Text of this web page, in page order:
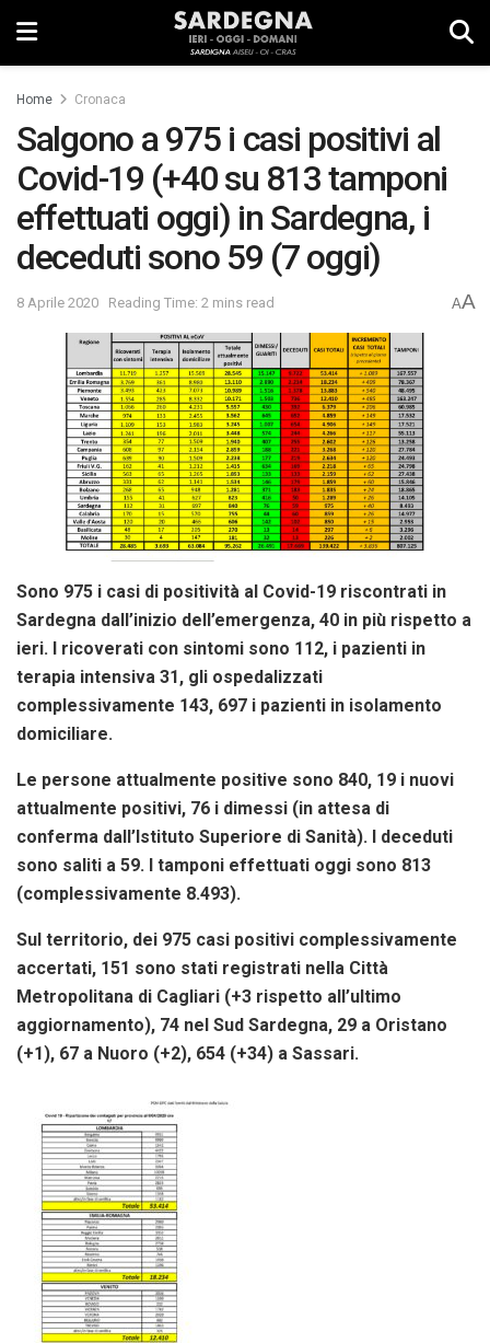
Home Cronaca
Salgono a 975 i casi positivi al
Covid-19 (+40 su 813 tamponi
effettuati oggi) in Sardegna, i
deceduti sono 59 (7 oggi)
8 Aprile 2020 Reading Time: 2 mins read AA
Sono 975 i casi di positività al Covid-19 riscontrati in
Sardegna dall’inizio dell’emergenza, 40 in più rispetto a
ieri. I ricoverati con sintomi sono 112, i pazienti in
terapia intensiva 31, gli ospedalizzati
complessivamente 143, 697 i pazienti in isolamento
domiciliare.
Le persone attualmente positive sono 840, 19 i nuovi
attualmente positivi, 76 i dimessi (in attesa di
conferma dall’Istituto Superiore di Sanità). I deceduti
sono saliti a 59. I tamponi effettuati oggi sono 813
(complessivamente 8.493).
Sul territorio, dei 975 casi positivi complessivamente
accertati, 151 sono stati registrati nella Città
Metropolitana di Cagliari (+3 rispetto all’ultimo
aggiornamento), 74 nel Sud Sardegna, 29 a Oristano
(+1), 67 a Nuoro (+2), 654 (+34) a Sassari.